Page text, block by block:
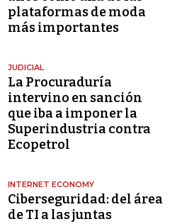
plataformas de moda
más importantes
JUDICIAL
La Procuraduría
intervino en sanción
que iba a imponer la
Superindustria contra
Ecopetrol
INTERNET ECONOMY
Ciberseguridad: del área
de TI a las juntas